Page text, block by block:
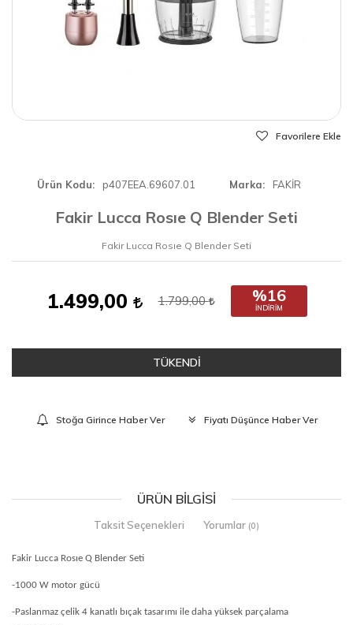
Favorilere Ekle
Ürün Kodu p407EEA.69607.01 Marka FAKİR
Fakir Lucca Rosıe Q Blender Seti
Fakir Lucca Rosıe Q Blender Seti
1.499,00 1.799,00 %16
İNDIRIM
TÜKENDİ
Stoğa Girince Haber Ver Fiyatı Düşünce Haber Ver
ÜRÜN BILGISI
Taksit Seçenekleri Yorumlar (0)
Fakir Lucca Rosıe Q Blender Seti
-1000 W motor gücü
-Paslanmaz çelik 4 kanatlı bıçak tasarımı ile daha yüksek parçalama